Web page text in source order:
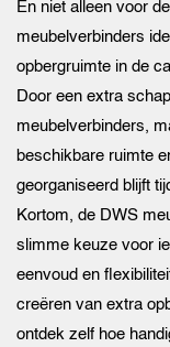
En niet alleen voor
meubelverbinders
opbergruimte in de
Door een extra
meubelverbinders,
beschikbare ruimte
georganiseerd blijft
Kortom, de DWS
slimme keuze voor
eenvoud en
creëren van extra
ontdek zelf hoe